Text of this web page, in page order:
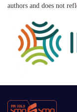
authors and does not